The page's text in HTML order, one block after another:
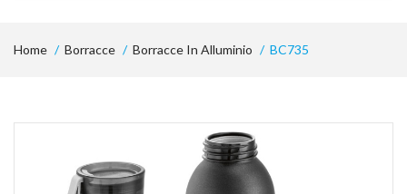
Home Borracce Borracce In Alluminio BC735